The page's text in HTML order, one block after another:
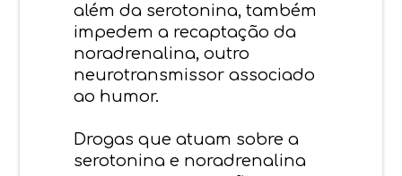
além da serotonina, também
impedem a recaptação da
noradrenalina, outro
neurotransmissor associado
ao humor.
Drogas que atuam sobre a
serotonina e noradrenalina